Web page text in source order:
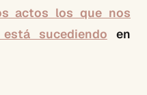
actos los que nos
sucediendo en